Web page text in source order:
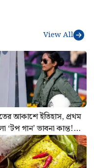
View All
আকাশে ইতিহাস, প্রথম
‘টপ গান’ ভাবনা কান্ত!
নতুন মাইলফলক